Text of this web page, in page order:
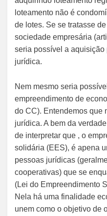
loteamento não é
de lotes. Se se tratasse
sociedade empresária
seria possível a
jurídica.
Nem mesmo seria
empreendimento de
do CC). Entendemos que
jurídica. A bem da
de interpretar que , o
solidária (EES), é apena
pessoas jurídicas
cooperativas) que se
(Lei do Empreendimento
Nela há uma finalidade
unem como o objetivo de